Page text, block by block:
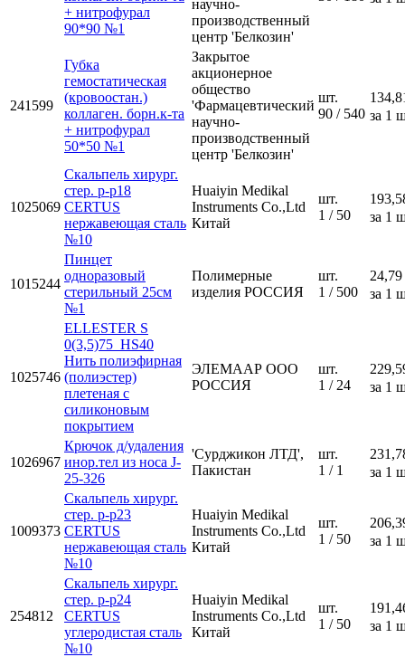
+ нитрофурал
90*90 №1
научно-
производственный
центр 'Белкозин'
241599
Губка
гемостатическая
(кровоостан.)
коллаген. борн.к-та
+ нитрофурал
50*50 №1
Закрытое
акционерное
общество
'Фармацевтический
научно-
производственный
центр 'Белкозин'
шт.
90 / 540 за 1
1025069
Скальпель хирург.
стер. р-р18
CERTUS
нержавеющая сталь
№10
Huaiyin Medikal
Instruments Co.,Ltd
Китай
шт.
1 / 50
за 1
1015244
Пинцет
одноразовый
стерильный 25см
№1
Полимерные
изделия РОССИЯ
шт.
1 / 500
за 1
1025746
ELLESTER S
0(3,5)75_HS40
Нить полиэфирная
(полиэстер)
плетеная с
силиконовым
покрытием
ЭЛЕМААР ООО
РОССИЯ
шт.
1 / 24
за 1
1026967
Крючок д/удаления
инор.тел из носа J-
25-326
'Сурджикон ЛТД',
Пакистан
шт.
1 / 1
за 1
1009373
Скальпель хирург.
стер. р-р23
CERTUS
нержавеющая сталь
№10
Huaiyin Medikal
Instruments Co.,Ltd
Китай
шт.
1 / 50
за 1
254812
Скальпель хирург.
стер. р-р24
CERTUS
углеродистая сталь
№10
Huaiyin Medikal
Instruments Co.,Ltd
Китай
шт.
1 / 50
за 1